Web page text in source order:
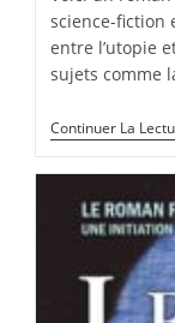
science-fiction
entre l’utopie
sujets comme
Continuer La